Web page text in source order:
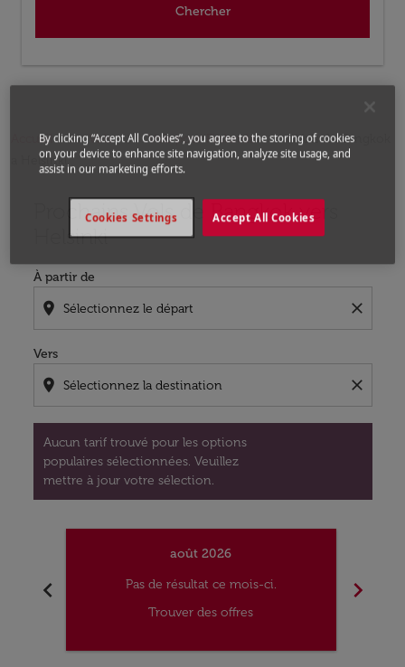
Chercher
Accueil Vols Vols pour Finlande
Vols de Bangkok
a Helsinki
Prochains Vols de Bangkok vers
Helsinki
À partir de
location_on close
Vers
location_on close
Aucun tarif trouvé pour les options
populaires sélectionnées. Veuillez
mettre à jour votre sélection.
Aucun tarif trouvé pour les options populaires
chevron_left
août 2026
Pas de résultat ce mois-ci.
Trouver des offres
chevron_right
By clicking “Accept All Cookies”, you agree to the storing of cookies
on your device to enhance site navigation, analyze site usage, and
assist in our marketing efforts.
Accept All Cookies
Cookies Settings